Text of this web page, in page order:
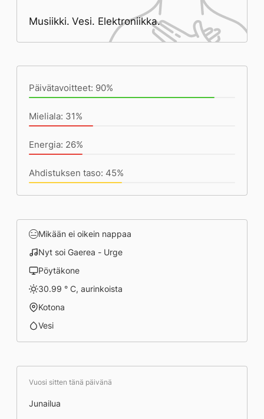
Musiikki. Vesi. Elektroniikka.
Päivätavoitteet: 90%
Mieliala: 31%
Energia: 26%
Ahdistuksen taso: 45%
Mikään ei oikein nappaa
Nyt soi Gaerea - Urge
Pöytäkone
30.99 ° C, aurinkoista
Kotona
Vesi
Vuosi sitten tänä päivänä
Junailua